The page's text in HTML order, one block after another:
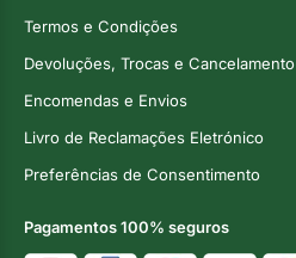
Termos e Condições
Devoluções, Trocas e Cancelamento
Encomendas e Envios
Livro de Reclamações Eletrónico
Preferências de Consentimento
Pagamentos 100% seguros